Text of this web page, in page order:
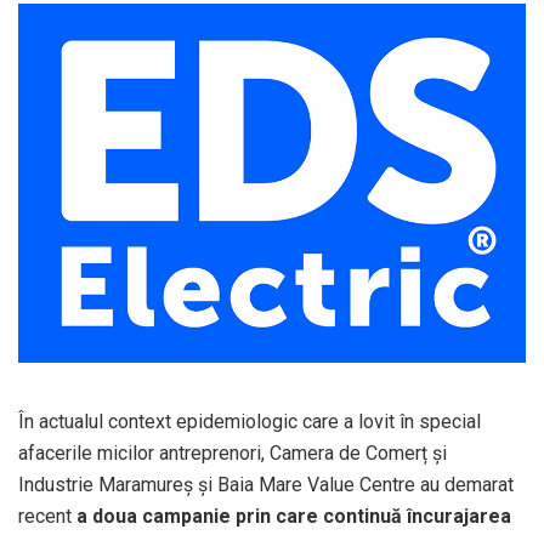
În actualul context epidemiologic care a lovit în special
afacerile micilor antreprenori, Camera de Comerț și
Industrie Maramureș și Baia Mare Value Centre au demarat
recent a doua campanie prin care continuă încurajarea